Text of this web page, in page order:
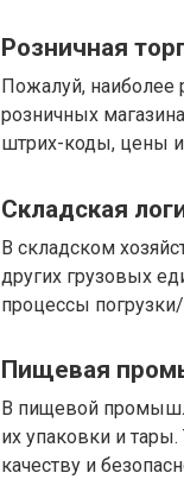
Розничная
Пожалуй, наиболее
розничных
штрих-коды, цены
Складская
В складском
других грузовых
процессы погрузки/
Пищевая
В пищевой
их упаковки и
качеству и